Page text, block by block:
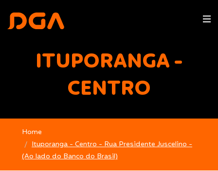
ITUPORANGA -
CENTRO
Home
Ituporanga - Centro - Rua Presidente Juscelino -
(Ao lado do Banco do Brasil)